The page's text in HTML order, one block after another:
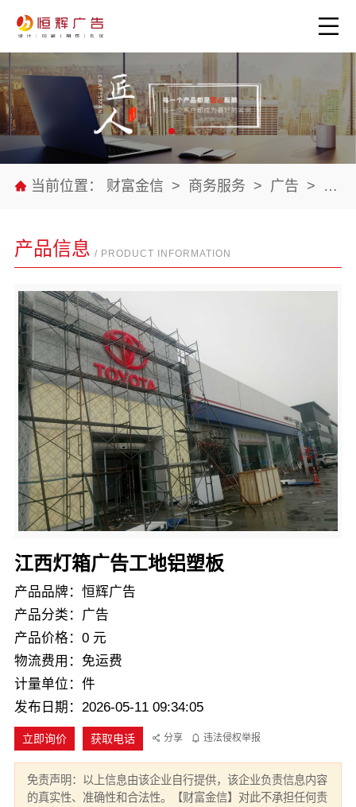
当前位置： 财富金信 > 商务服务 > 广告 > 公司
产品信息 / PRODUCT INFORMATION
江西灯箱广告工地铝塑板
产品品牌：恒辉广告
产品分类：广告
产品价格：0 元
物流费用：免运费
计量单位：件
发布日期：2026-05-11 09:34:05
立即询价 获取电话 分享 违法侵权举报
免责声明：以上信息由该企业自行提供，该企业负责信息内容
的真实性、准确性和合法性。【财富金信】对此不承担任何责